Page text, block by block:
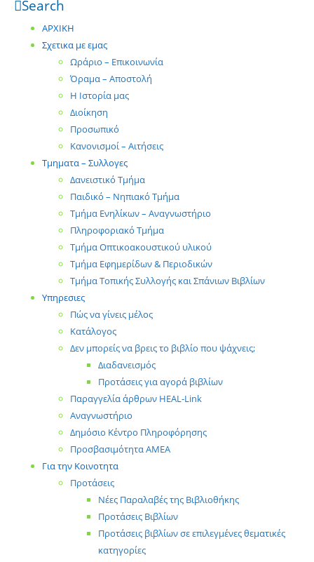
Search
ΑΡΧΙΚΗ
Σχετικα με εμας
Ωράριο – Επικοινωνία
Όραμα – Αποστολή
Η Ιστορία μας
Διοίκηση
Προσωπικό
Κανονισμοί – Αιτήσεις
Τμηματα – Συλλογες
Δανειστικό Τμήμα
Παιδικό – Νηπιακό Τμήμα
Τμήμα Ενηλίκων – Αναγνωστήριο
Πληροφοριακό Τμήμα
Τμήμα Οπτικοακουστικού υλικού
Τμήμα Εφημερίδων & Περιοδικών
Τμήμα Τοπικής Συλλογής και Σπάνιων Βιβλίων
Υπηρεσιες
Πώς να γίνεις μέλος
Κατάλογος
Δεν μπορείς να βρεις το βιβλίο που ψάχνεις;
Διαδανεισμός
Προτάσεις για αγορά βιβλίων
Παραγγελία άρθρων HEAL-Link
Αναγνωστήριο
Δημόσιο Κέντρο Πληροφόρησης
Προσβασιμότητα ΑΜΕΑ
Για την Κοινοτητα
Προτάσεις
Νέες Παραλαβές της Βιβλιοθήκης
Προτάσεις Βιβλίων
Προτάσεις βιβλίων σε επιλεγμένες θεματικές
κατηγορίες